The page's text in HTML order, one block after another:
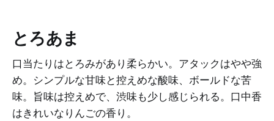
とろあま
口当たりはとろみがあり柔らかい。アタックはやや強
め。シンプルな甘味と控えめな酸味、ボールドな苦
味。旨味は控えめで、渋味も少し感じられる。口中香
はきれいなりんごの香り。